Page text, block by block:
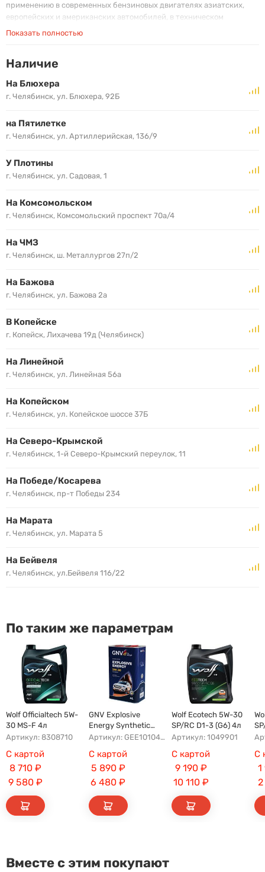
применению в современных бензиновых двигателях азиатских,
европейских и американских автомобилей, в техническом
руководстве по эксплуатации которых указана вязкость по SAE
Показать полностью
Наличие
На Блюхера
г. Челябинск, ул. Блюхера, 92Б
на Пятилетке
г. Челябинск, ул. Артиллерийская, 136/9
У Плотины
г. Челябинск, ул. Садовая, 1
На Комсомольском
г. Челябинск, Комсомольский проспект 70а/4
На ЧМЗ
г. Челябинск, ш. Металлургов 27п/2
На Бажова
г. Челябинск, ул. Бажова 2а
В Копейске
г. Копейск, Лихачева 19д (Челябинск)
На Линейной
г. Челябинск, ул. Линейная 56а
На Копейском
г. Челябинск, ул. Копейское шоссе 37Б
На Северо-Крымской
г. Челябинск, 1-й Северо-Крымский переулок, 11
На Победе/Косарева
г. Челябинск, пр-т Победы 234
На Марата
г. Челябинск, ул. Марата 5
На Бейвеля
г. Челябинск, ул.Бейвеля 116/22
По таким же параметрам
Wolf Officialtech 5W-
30 MS-F 4л
Артикул: 8308710
С картой
8 710₽
9 580₽
GNV Explosive
Energy Synthetic
A5/B5 5W-30 4л
Артикул: GEE1010453040120530004
С картой
5 890₽
6 480 ₽
Wolf Ecotech 5W-30
SP/RC D1-3 (G6) 4л
Артикул: 1049901
С картой
9 190₽
10 110₽
С
1
2
Вместе с этим покупают